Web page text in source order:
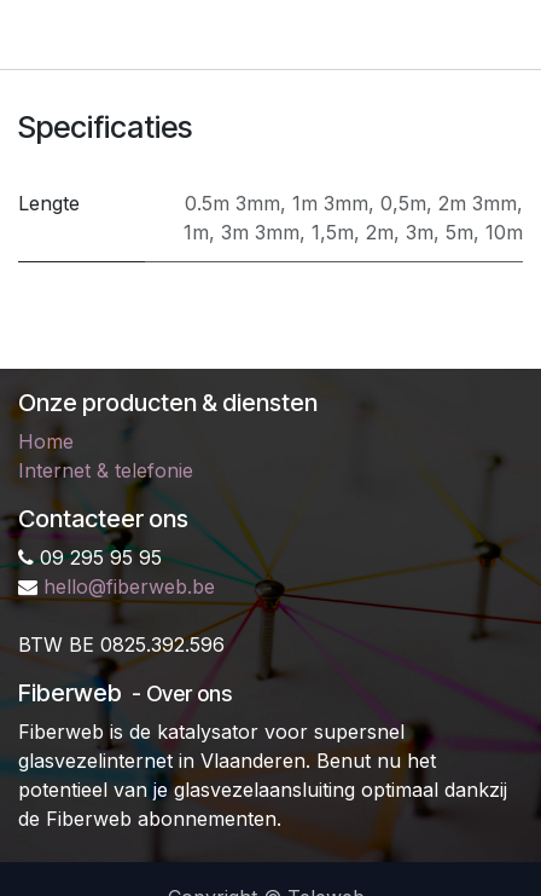
Specificaties
Lengte 0.5m 3mm, 1m 3mm, 0,5m, 2m 3mm,
1m, 3m 3mm, 1,5m, 2m, 3m, 5m, 10m
Onze producten & diensten
Home
Internet & telefonie
Contacteer ons
09 295 95 95
hello@fiberweb.be
BTW BE 0825.392.596
Fiberweb - Over ons
Fiberweb is de katalysator voor supersnel
glasvezelinternet in Vlaanderen. Benut nu het
potentieel van je glasvezelaansluiting optimaal dankzij
de Fiberweb abonnementen.